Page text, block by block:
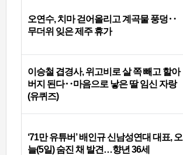
오연수, 치마 걷어올리고 계곡물 풍덩‥
무더위 잊은 제주 휴가
이승철 겹경사, 위고비로 살 쪽 빼고 할아
버지 된다‥마음으로 낳은 딸 임신 자랑
(유퀴즈)
‘71만 유튜버’ 배인규 신남성연대 대표, 오
늘(5일) 숨진 채 발견…향년 36세